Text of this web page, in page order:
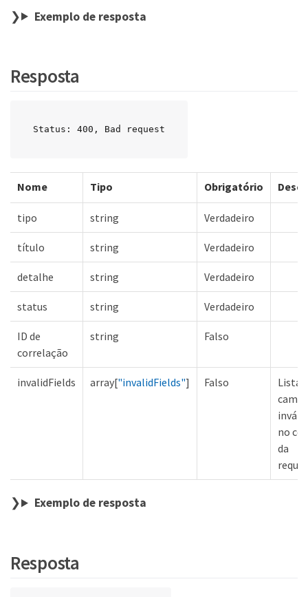
Exemplo de resposta
Resposta
Status: 400, Bad request
Nome Tipo Obrigatório
tipo string Verdadeiro
título string Verdadeiro
detalhe string Verdadeiro
status string Verdadeiro
ID de
correlação
string Falso
invalidFields array["invalidFields"] Falso
Lista
no
da
Exemplo de resposta
Resposta